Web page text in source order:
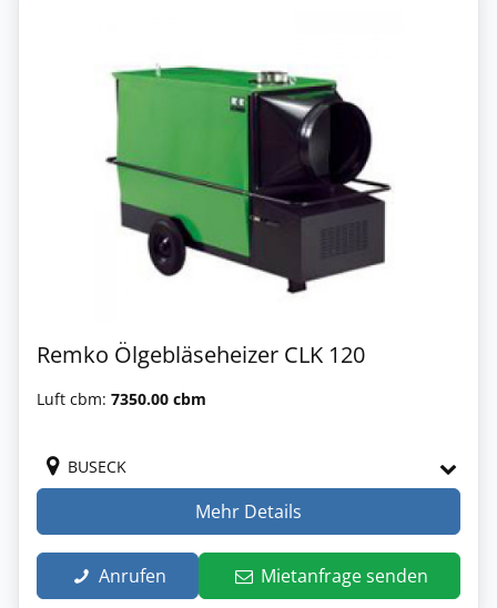
Remko Ölgebläseheizer CLK 120
Luft cbm: 7350.00 cbm
BUSECK
Mehr Details
Anrufen Mietanfrage senden